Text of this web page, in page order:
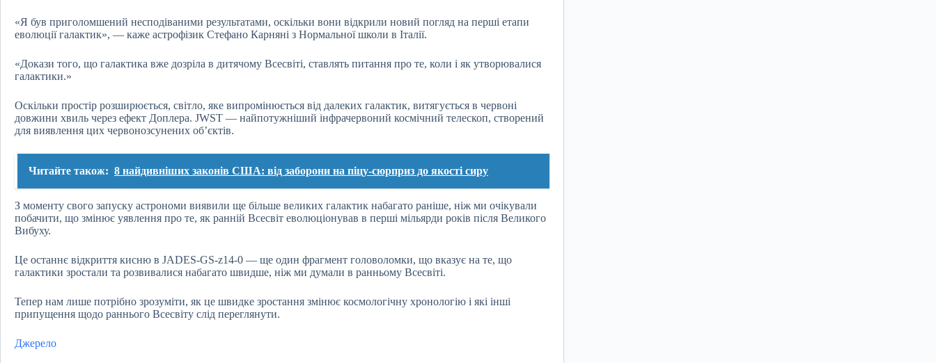
«Я був приголомшений несподіваними результатами, оскільки вони відкрили новий погляд на перші етапи
еволюції галактик», — каже астрофізик Стефано Карняні з Нормальної школи в Італії.
«Докази того, що галактика вже дозріла в дитячому Всесвіті, ставлять питання про те, коли і як утворювалися
галактики.»
Оскільки простір розширюється, світло, яке випромінюється від далеких галактик, витягується в червоні
довжини хвиль через ефект Доплера. JWST — найпотужніший інфрачервоний космічний телескоп, створений
для виявлення цих червонозсунених об’єктів.
Читайте також: 8 найдивніших законів США: від заборони на піцу-сюрприз до якості сиру
З моменту свого запуску астрономи виявили ще більше великих галактик набагато раніше, ніж ми очікували
побачити, що змінює уявлення про те, як ранній Всесвіт еволюціонував в перші мільярди років після Великого
Вибуху.
Це останнє відкриття кисню в JADES-GS-z14-0 — ще один фрагмент головоломки, що вказує на те, що
галактики зростали та розвивалися набагато швидше, ніж ми думали в ранньому Всесвіті.
Тепер нам лише потрібно зрозуміти, як це швидке зростання змінює космологічну хронологію і які інші
припущення щодо раннього Всесвіту слід переглянути.
Джерело